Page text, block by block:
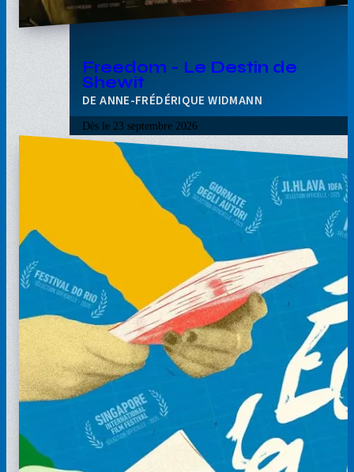
Freedom - Le Destin de
Shewit
ANNE-FRÉDÉRIQUE WIDMANN
Dès le 23 septembre 2026